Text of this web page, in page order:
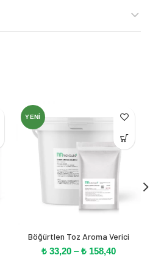
YENI
Böğürtlen Toz Aroma Verici
₺ 33,20 –₺ 158,40Fiyat